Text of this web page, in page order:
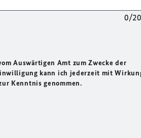
0/
Auswärtigen Amt zum Zwecke der
kann ich jederzeit mit
Kenntnis genommen.